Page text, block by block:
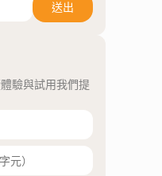
送出
驗與試用我們提